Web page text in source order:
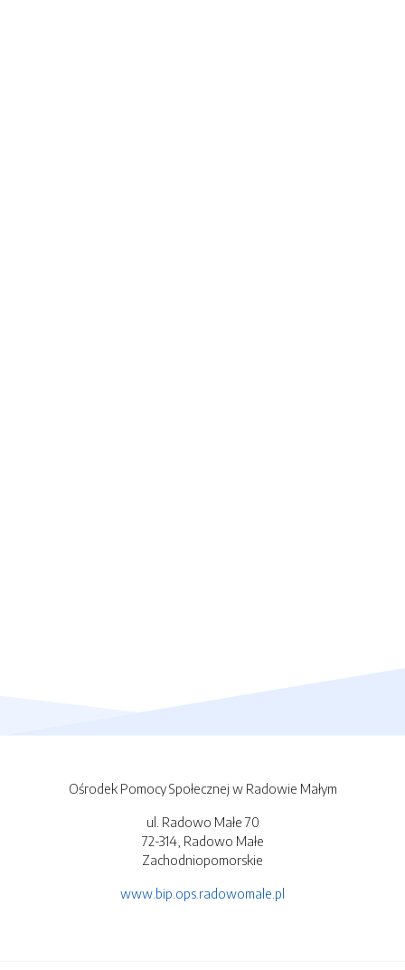
Ośrodek Pomocy Społecznej w Radowie Małym
ul. Radowo Małe 70
72-314, Radowo Małe
Zachodniopomorskie
www.bip.ops.radowomale.pl